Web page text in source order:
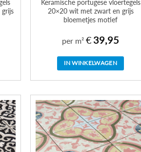
Keramische portugese vloertegels
20×20 wit met zwart en grijs
bloemetjes motief
per m²€ 39,95
IN WINKELWAGEN